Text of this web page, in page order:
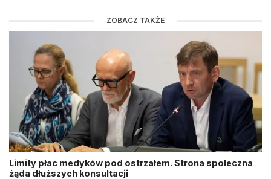
ZOBACZ TAKŻE
Limity płac medyków pod ostrzałem. Strona społeczna
żąda dłuższych konsultacji